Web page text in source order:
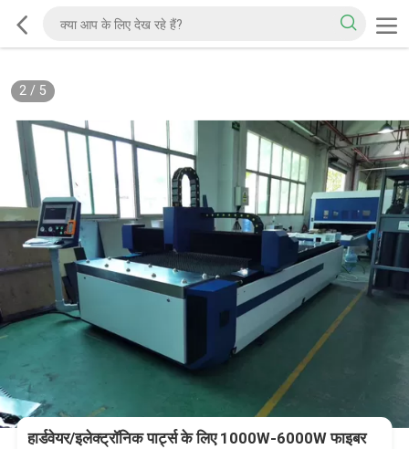
2/ 5
हार्डवेयर/इलेक्ट्रॉनिक पार्ट्स के लिए 1000W-6000W फाइबर